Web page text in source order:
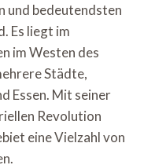
und bedeutendsten
Es liegt im
im Westen des
Städte,
Essen. Mit seiner
Revolution
eine Vielzahl von